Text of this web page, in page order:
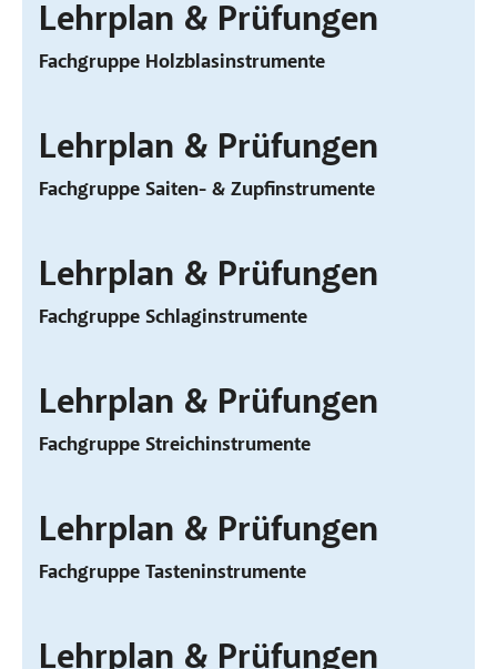
Lehrplan & Prüfungen
Fachgruppe Holzblasinstrumente
Lehrplan & Prüfungen
Fachgruppe Saiten- & Zupfinstrumente
Lehrplan & Prüfungen
Fachgruppe Schlaginstrumente
Lehrplan & Prüfungen
Fachgruppe Streichinstrumente
Lehrplan & Prüfungen
Fachgruppe Tasteninstrumente
Lehrplan & Prüfungen